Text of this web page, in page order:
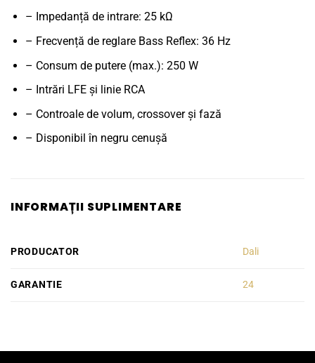
– Impedanță de intrare: 25 kΩ
– Frecvență de reglare Bass Reflex: 36 Hz
– Consum de putere (max.): 250 W
– Intrări LFE și linie RCA
– Controale de volum, crossover și fază
– Disponibil în negru cenușă
INFORMAȚII SUPLIMENTARE
PRODUCATOR Dali
GARANTIE 24